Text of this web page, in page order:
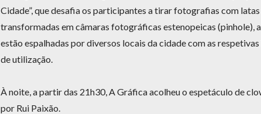
Cidade”, que desafia os participantes a tirar fotografias com latas
transformadas em câmaras fotográficas estenopeicas (pinhole),
estão espalhadas por diversos locais da cidade com as
de utilização.
À noite, a partir das 21h30, A Gráfica acolheu o espetáculo de
por Rui Paixão.